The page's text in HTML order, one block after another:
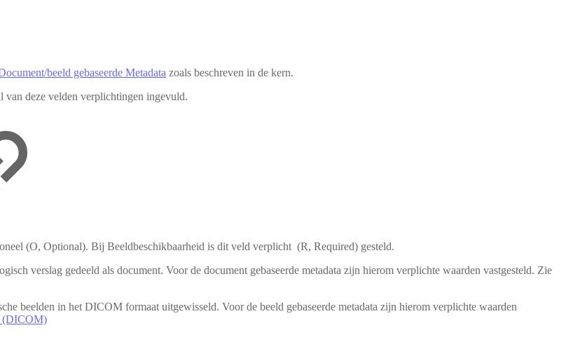
beeld gebaseerde Metadata zoals beschreven in de kern.
van deze velden verplichtingen ingevuld.
(O, Optional). Bij Beeldbeschikbaarheid is dit veld verplicht (R, Required) gesteld.
verslag gedeeld als document. Voor de document gebaseerde metadata zijn hierom verplichte waarden vastgesteld. Zie
beelden in het DICOM formaat uitgewisseld. Voor de beeld gebaseerde metadata zijn hierom verplichte waarden
(DICOM)